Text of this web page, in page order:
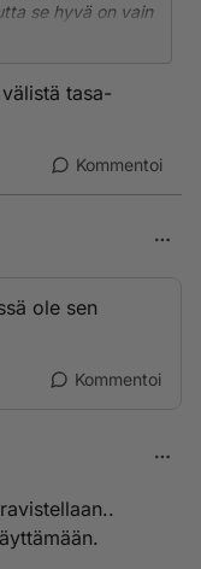
se hyvä on vain
eivät voi
tasa-
Kommentoi
ole sen
Kommentoi